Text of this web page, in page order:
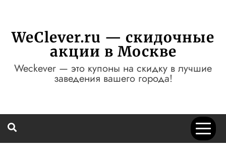
содержимому
WeClever.ru — скидочные
акции в Москве
Weckever — это купоны на скидку в лучшие
заведения вашего города!